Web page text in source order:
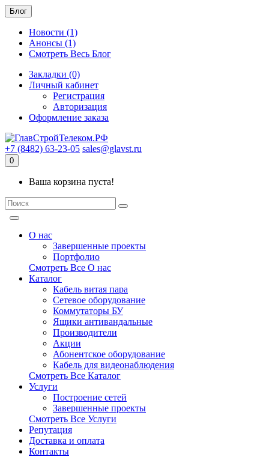
Блог
Новости (1)
Анонсы (1)
Смотреть Весь Блог
Закладки (0)
Личный кабинет
Регистрация
Авторизация
Оформление заказа
+7 (8482) 63-23-05 sales@glavst.ru
0
Ваша корзина пуста!
О нас
Завершенные проекты
Портфолио
Смотреть Все О нас
Каталог
Кабель витая пара
Сетевое оборудование
Коммутаторы БУ
Ящики антивандальные
Производители
Акции
Абонентское оборудование
Кабель для видеонаблюдения
Смотреть Все Каталог
Услуги
Построение сетей
Завершенные проекты
Смотреть Все Услуги
Репутация
Доставка и оплата
Контакты